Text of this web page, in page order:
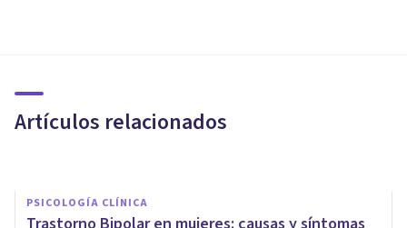
Artículos relacionados
síntomas
PSICOLOGÍA CLÍNICA